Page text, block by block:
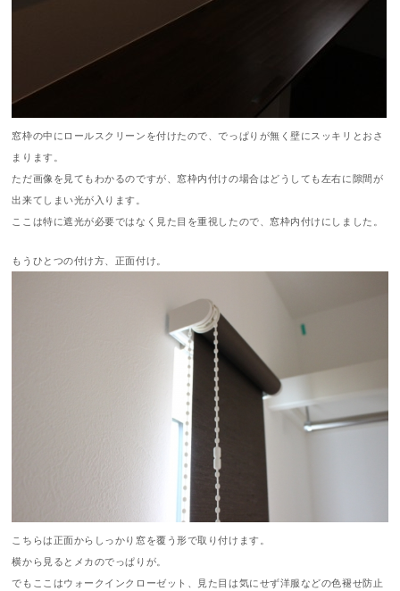
窓枠の中にロールスクリーンを付けたので、でっぱりが無く壁にスッキリとおさ
まります。
ただ画像を見てもわかるのですが、窓枠内付けの場合はどうしても左右に隙間が
出来てしまい光が入ります。
ここは特に遮光が必要ではなく見た目を重視したので、窓枠内付けにしました。
もうひとつの付け方、正面付け。
こちらは正面からしっかり窓を覆う形で取り付けます。
横から見るとメカのでっぱりが。
でもここはウォークインクローゼット、見た目は気にせず洋服などの色褪せ防止